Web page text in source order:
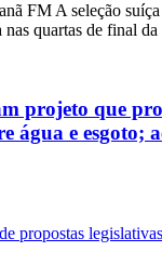
FM A seleção
quartas de final da
projeto que
água e esgoto;